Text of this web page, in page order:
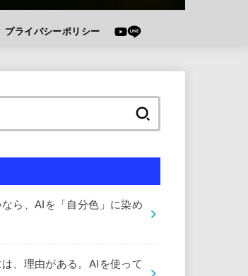
プライバシーポリシー
ら、AIを「自分色」に染め
、理由がある。AIを使って